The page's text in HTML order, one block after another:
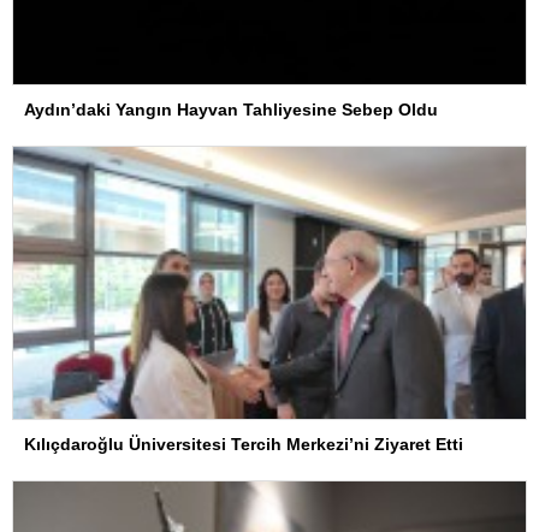
Aydın’daki Yangın Hayvan Tahliyesine Sebep Oldu
Kılıçdaroğlu Üniversitesi Tercih Merkezi’ni Ziyaret Etti